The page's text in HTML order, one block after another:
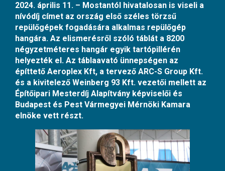
2024. április 11. – Mostantól hivatalosan is viseli a
nívódíj címet az ország első széles törzsű
repülőgépek fogadására alkalmas repülőgép
hangára. Az elismerésről szóló táblát a 8200
négyzetméteres hangár egyik tartópillérén
helyezték el. Az táblaavató ünnepségen az
építtető Aeroplex Kft, a tervező ARC-S Group Kft.
és a kivitelező Weinberg 93 Kft. vezetői mellett az
Építőipari Mesterdíj Alapítvány képviselői és
Budapest és Pest Vármegyei Mérnöki Kamara
elnöke vett részt.